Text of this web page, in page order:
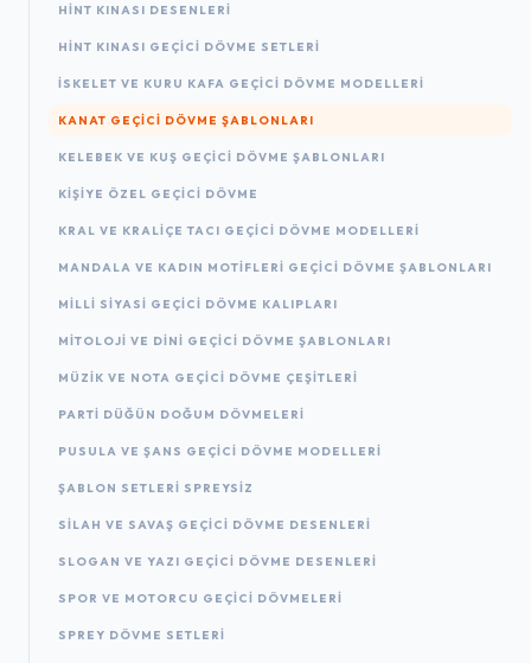
HINT KINASI DESENLERI
HINT KINASI GEÇICI DÖVME SETLERI
İSKELET VE KURU KAFA GEÇICI DÖVME MODELLERI
KANAT GEÇICI DÖVME ŞABLONLARI
KELEBEK VE KUŞ GEÇICI DÖVME ŞABLONLARI
KIŞIYE ÖZEL GEÇICI DÖVME
KRAL VE KRALIÇE TACI GEÇICI DÖVME MODELLERI
MANDALA VE KADIN MOTIFLERI GEÇICI DÖVME ŞABLONLARI
MILLI SIYASI GEÇICI DÖVME KALIPLARI
MITOLOJI VE DINI GEÇICI DÖVME ŞABLONLARI
MÜZIK VE NOTA GEÇICI DÖVME ÇEŞITLERI
PARTI DÜĞÜN DOĞUM DÖVMELERI
PUSULA VE ŞANS GEÇICI DÖVME MODELLERI
ŞABLON SETLERI SPREYSIZ
SILAH VE SAVAŞ GEÇICI DÖVME DESENLERI
SLOGAN VE YAZI GEÇICI DÖVME DESENLERI
SPOR VE MOTORCU GEÇICI DÖVMELERI
SPREY DÖVME SETLERI